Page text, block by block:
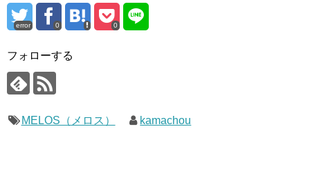
error 0 0
フォローする
MELOS（メロス） kamachou